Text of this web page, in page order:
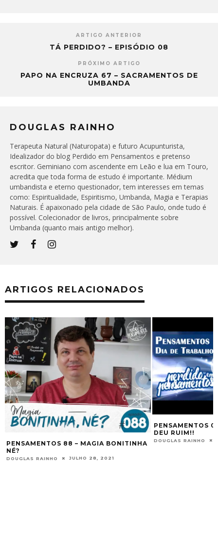
ARTIGO ANTERIOR
TÁ PERDIDO? – EPISÓDIO 08
PRÓXIMO ARTIGO
PAPO NA ENCRUZA 67 – SACRAMENTOS DE
UMBANDA
DOUGLAS RAINHO
Terapeuta Natural (Naturopata) e futuro Acupunturista,
Idealizador do blog Perdido em Pensamentos e pretenso
escritor. Geminiano com ascendente em Leão e lua em Touro,
acredita que toda forma de estudo é importante. Médium
umbandista e eterno questionador, tem interesses em temas
como: Espiritualidade, Espiritismo, Umbanda, Magia e Terapias
Naturais. É apaixonado pela cidade de São Paulo, onde tudo é
possível. Colecionador de livros, principalmente sobre
Umbanda (quanto mais antigo melhor).
ARTIGOS RELACIONADOS
PENSAMENTOS 05 – DIA DE TRABALHO?
DOUGLAS RAINHO
PENSAMENTOS
DE ESPÍRITOS EM
DOUGLAS RAINHO